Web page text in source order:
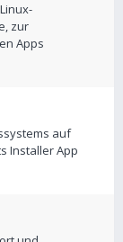
zur
Apps
auf
Installer App